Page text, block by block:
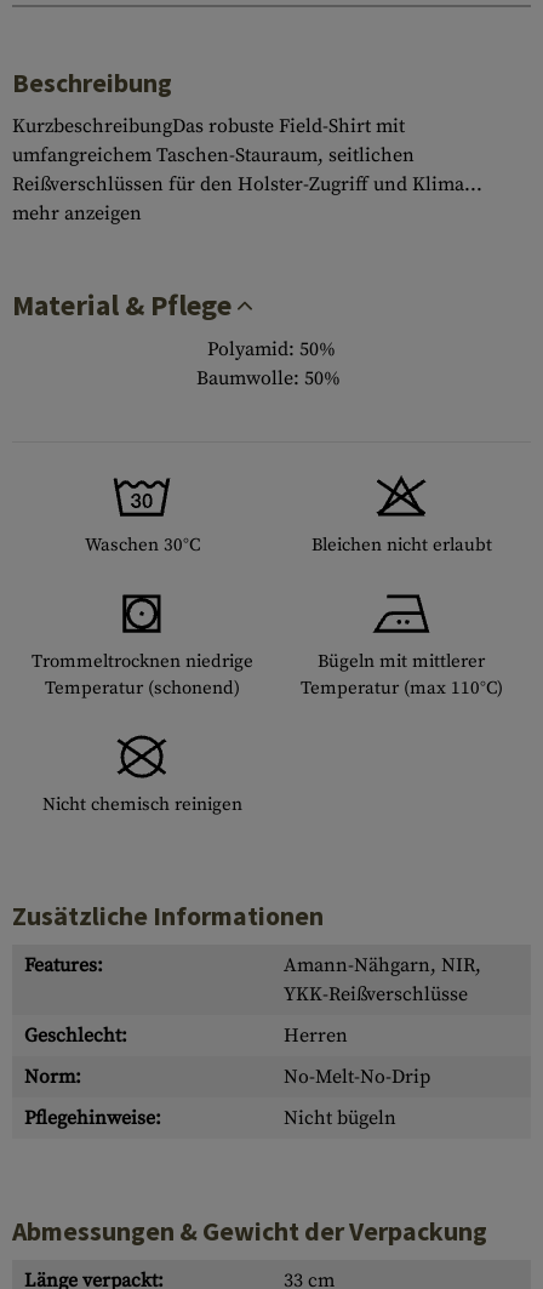
Beschreibung
KurzbeschreibungDas robuste Field-Shirt mit
umfangreichem Taschen-Stauraum, seitlichen
Reißverschlüssen für den Holster-Zugriff und Klima...
mehr anzeigen
Material & Pflege
Polyamid: 50%
Baumwolle: 50%
Waschen 30°C Bleichen nicht erlaubt
Trommeltrocknen niedrige
Temperatur (schonend)
Bügeln mit mittlerer
Temperatur (max 110°C)
Nicht chemisch reinigen
Zusätzliche Informationen
Features:
Amann-Nähgarn, NIR,
YKK-Reißverschlüsse
Geschlecht:
Herren
Norm:
No-Melt-No-Drip
Pflegehinweise:
Nicht bügeln
Abmessungen & Gewicht der Verpackung
Länge verpackt: 33 cm